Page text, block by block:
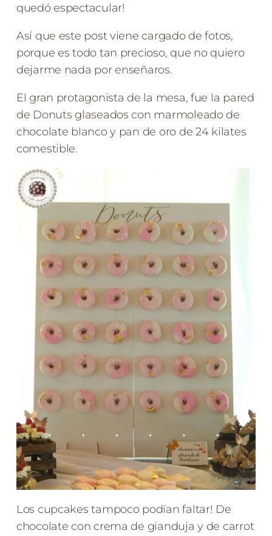
quedó espectacular!
Así que este post viene cargado de fotos,
porque es todo tan precioso, que no quiero
dejarme nada por enseñaros.
El gran protagonista de la mesa, fue la pared
de Donuts glaseados con marmoleado de
chocolate blanco y pan de oro de 24 kilates
comestible.
Los cupcakes tampoco podían faltar! De
chocolate con crema de gianduja y de carrot